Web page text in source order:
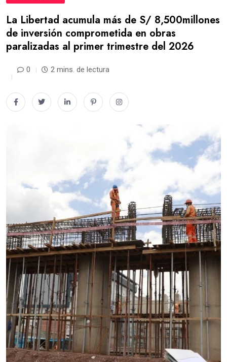
La Libertad acumula más de S/ 8,500millones
de inversión comprometida en obras
paralizadas al primer trimestre del 2026
0 2 mins. de lectura